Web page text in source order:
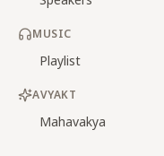
MUSIC
Playlist
AVYAKT
Mahavakya